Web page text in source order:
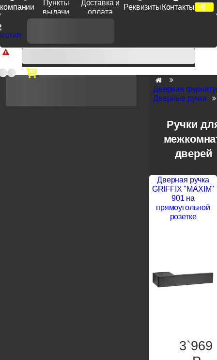
компании
Пункты
выдачи
Доставка и
оплата
Реквизиты Контакты
Доп. скидка от цен на сайте 7% при заказе от 50 тыс. руб
продукции Venezia, Fratelli, Tupai, Extreza, Melodia, Forme при
оплате по счету.
Дверная
Дверные ручки
Ручки
дверей
Дверная ручка
GRIFFIX "MAXIM"
901 на
прямоугольной
розетке
3`969